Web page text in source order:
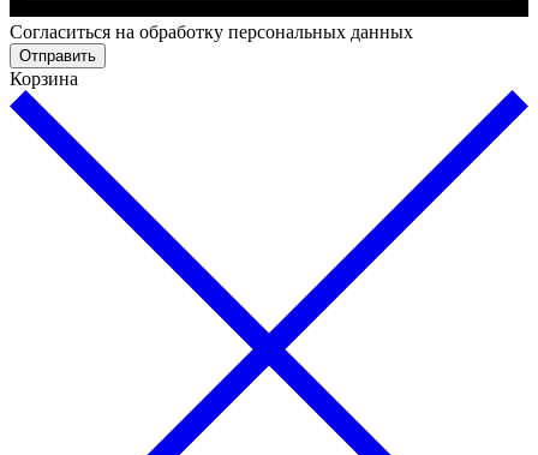
Cогласиться на обработку персональных данных
Отправить
Корзина